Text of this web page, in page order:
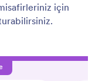
için